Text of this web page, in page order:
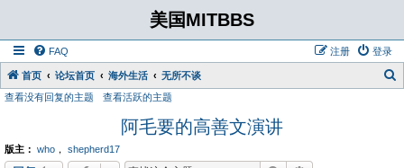
美国MITBBS
FAQ 登录
注册
首页 论坛首页 海外生活 无所不谈
查看没有回复的主题 查看活跃的主题
阿毛要的高善文演讲
版主： who ， shepherd17